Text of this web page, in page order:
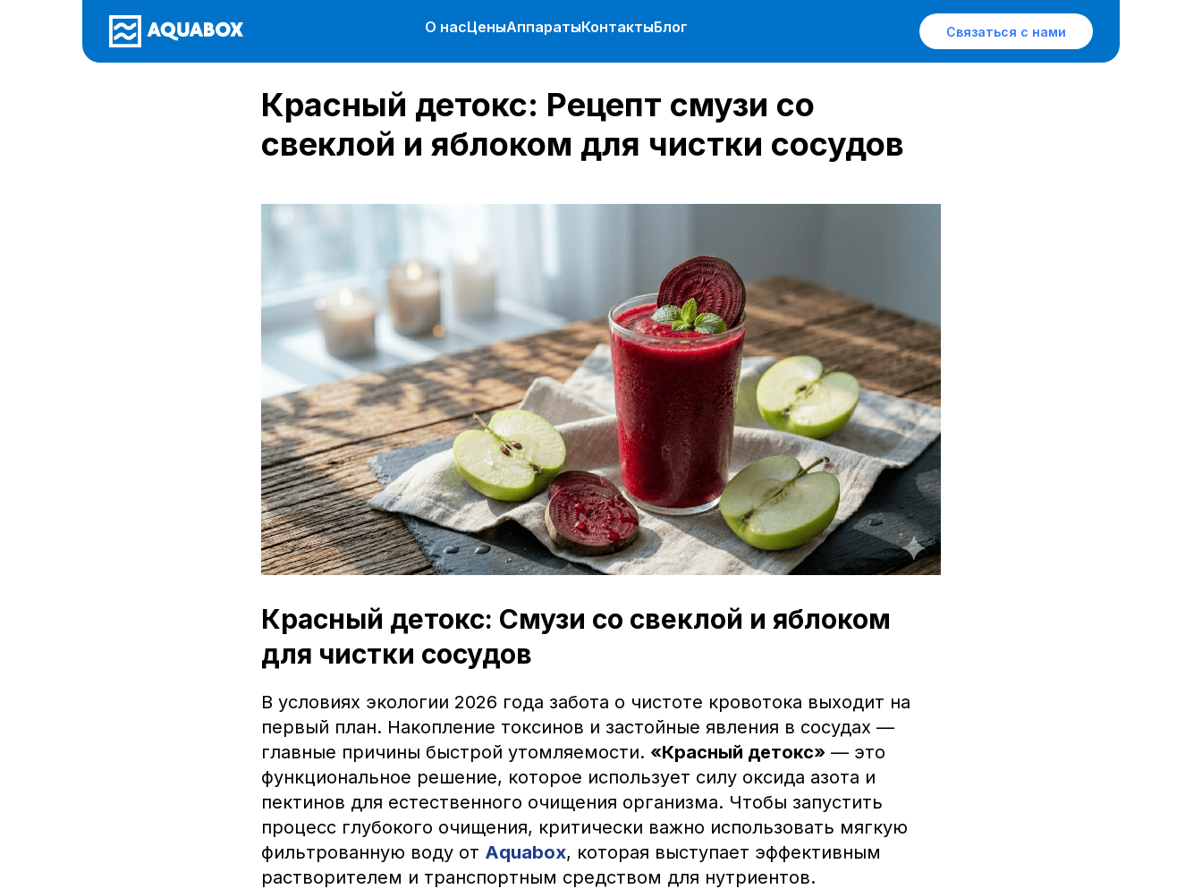
О насЦеныАппаратыКонтактыБлог Связаться с нами
Красный детокс: Рецепт смузи со
свеклой и яблоком для чистки сосудов
Красный детокс: Смузи со свеклой и яблоком
для чистки сосудов
В условиях экологии 2026 года забота о чистоте кровотока выходит на
первый план. Накопление токсинов и застойные явления в сосудах —
главные причины быстрой утомляемости. «Красный детокс» — это
функциональное решение, которое использует силу оксида азота и
пектинов для естественного очищения организма. Чтобы запустить
процесс глубокого очищения, критически важно использовать мягкую
фильтрованную воду от Aquabox, которая выступает эффективным
растворителем и транспортным средством для нутриентов.